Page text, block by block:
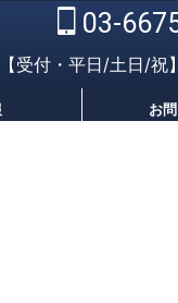
03-
【受付・平日/土日/
お